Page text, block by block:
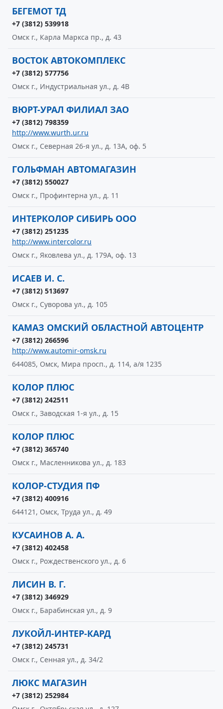
БЕГЕМОТ ТД
+7 (3812) 539918
Омск г., Карла Маркса пр., д. 43
ВОСТОК АВТОКОМПЛЕКС
+7 (3812) 577756
Омск г., Индустриальная ул., д. 4В
ВЮРТ-УРАЛ ФИЛИАЛ ЗАО
+7 (3812) 798359
http://www.wurth.ur.ru
Омск г., Северная 26-я ул., д. 13А, оф. 5
ГОЛЬФМАН АВТОМАГАЗИН
+7 (3812) 550027
Омск г., Профинтерна ул., д. 11
ИНТЕРКОЛОР СИБИРЬ ООО
+7 (3812) 251235
http://www.intercolor.ru
Омск г., Яковлева ул., д. 179А, оф. 13
ИСАЕВ И. С.
+7 (3812) 513697
Омск г., Суворова ул., д. 105
КАМАЗ ОМСКИЙ ОБЛАСТНОЙ АВТОЦЕНТР
+7 (3812) 266596
http://www.automir-omsk.ru
644085, Омск, Мира просп., д. 114, а/я 1235
КОЛОР ПЛЮС
+7 (3812) 242511
Омск г., Заводская 1-я ул., д. 15
КОЛОР ПЛЮС
+7 (3812) 365740
Омск г., Масленникова ул., д. 183
КОЛОР-СТУДИЯ ПФ
+7 (3812) 400916
644121, Омск, Труда ул., д. 49
КУСАИНОВ А. А.
+7 (3812) 402458
Омск г., Рождественского ул., д. 6
ЛИСИН В. Г.
+7 (3812) 346929
Омск г., Барабинская ул., д. 9
ЛУКОЙЛ-ИНТЕР-КАРД
+7 (3812) 245731
Омск г., Сенная ул., д. 34/2
ЛЮКС МАГАЗИН
+7 (3812) 252984